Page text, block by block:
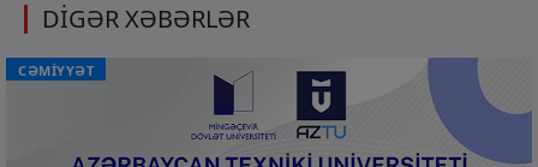
DİGƏR XƏBƏRLƏR
CƏMİYYƏT